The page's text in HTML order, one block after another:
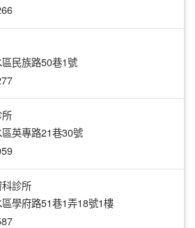
民族路50巷1號
英專路21巷30號
診所
學府路51巷1弄18號1樓